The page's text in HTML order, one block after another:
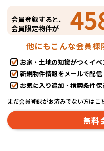
会員登録すると、
会員限定物件が
他にもこんな会員様
お家・土地の知識がつくイ
新規物件情報をメールで配信
お気に入り追加・検索条件
まだ会員登録がお済みでない方はこ
無料